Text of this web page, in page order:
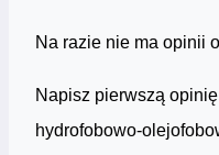
Na razie nie ma opinii
Napisz pierwszą
hydrofobowo-